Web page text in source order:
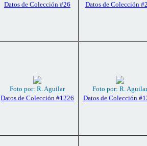
Datos de Colección #26
Datos de Colección
Foto por: R. Aguilar
Datos de Colección #1226
Foto por: R. Aguilar
Datos de Colección